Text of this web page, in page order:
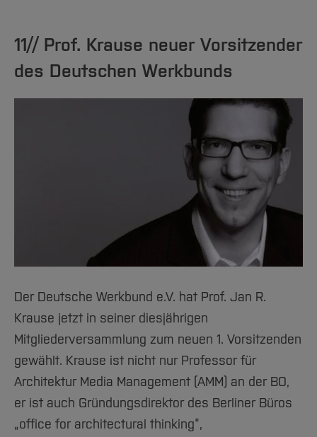
11// Prof. Krause neuer Vorsitzender
des Deutschen Werkbunds
Der Deutsche Werkbund e.V. hat Prof. Jan R.
Krause jetzt in seiner diesjährigen
Mitgliederversammlung zum neuen 1. Vorsitzenden
gewählt. Krause ist nicht nur Professor für
Architektur Media Management (AMM) an der BO,
er ist auch Gründungsdirektor des Berliner Büros
„office for architectural thinking“,